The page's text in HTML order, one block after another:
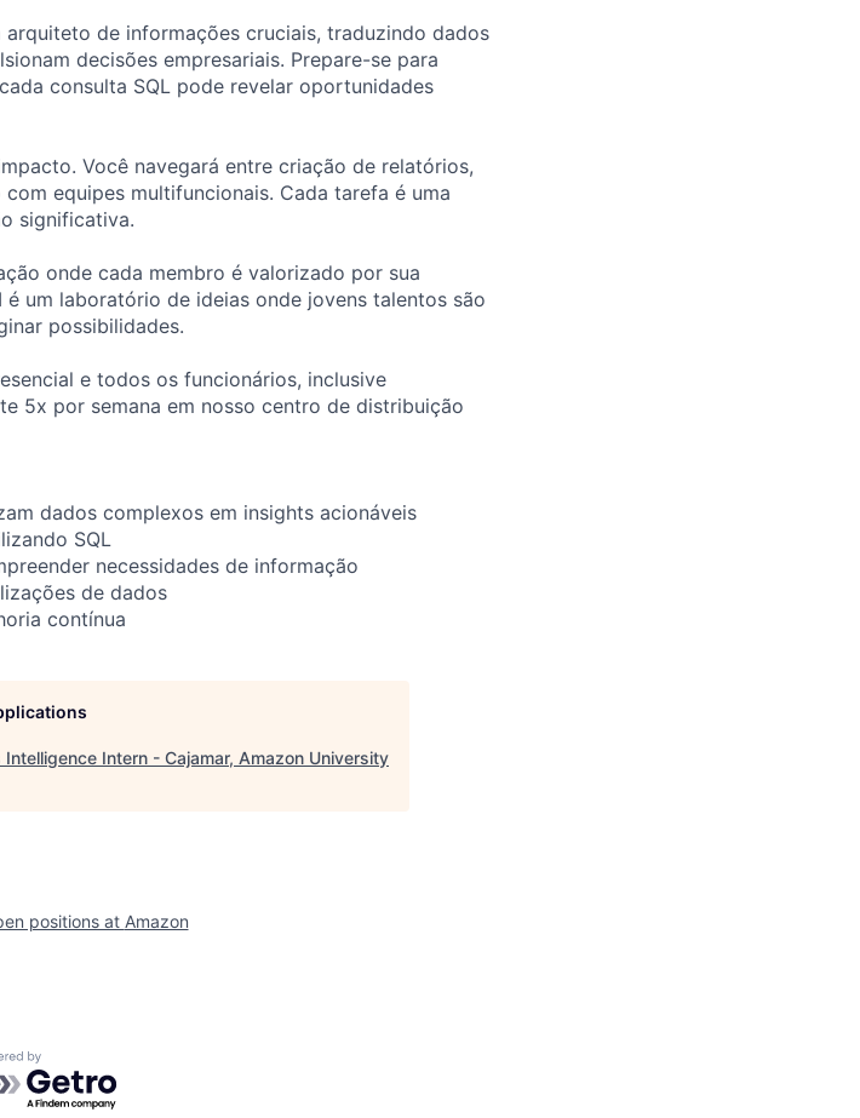
de informações cruciais, traduzindo dados
decisões empresariais. Prepare-se para
consulta SQL pode revelar oportunidades
Você navegará entre criação de relatórios,
equipes multifuncionais. Cada tarefa é uma
significativa.
onde cada membro é valorizado por sua
um laboratório de ideias onde jovens talentos são
possibilidades.
e todos os funcionários, inclusive
5x por semana em nosso centro de distribuição
dados complexos em insights acionáveis
SQL
necessidades de informação
de dados
contínua
Intelligence Intern - Cajamar, Amazon University
positions at Amazon
by Getro.com